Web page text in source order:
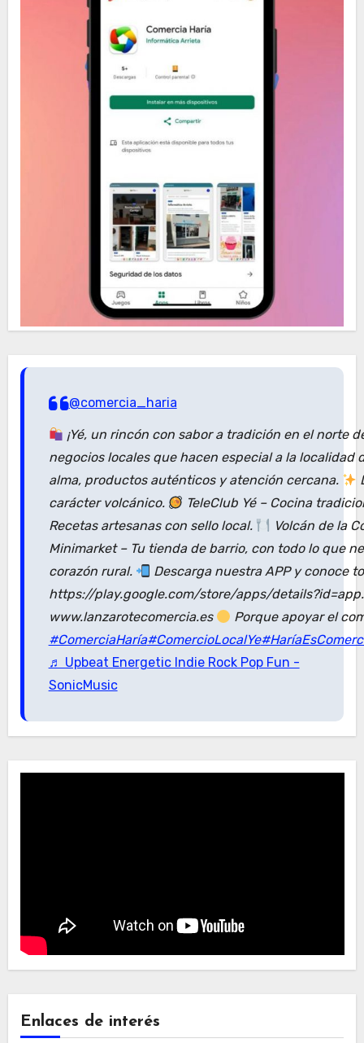
@comercia_haria
¡Yé, un rincón con sabor a tradición en el norte
negocios locales que hacen especial a la localidad
alma, productos auténticos y atención cercana.
carácter volcánico.
TeleClub Yé – Cocina
Recetas artesanas con sello local.
Volcán de la
Minimarket – Tu tienda de barrio, con todo lo que
corazón rural.
Descarga nuestra APP y conoce
https://play.google.com/store/apps/
www.lanzarotecomercia.es
Porque apoyar el
#ComerciaHaría#ComercioLocalYe
♬ Upbeat Energetic Indie Rock Pop Fun -
SonicMusic
Enlaces de interés